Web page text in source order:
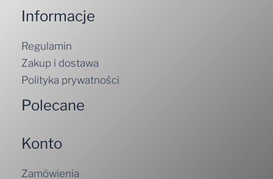
Informacje
Regulamin
Zakup i dostawa
Polityka prywatności
Polecane
Konto
Zamówienia